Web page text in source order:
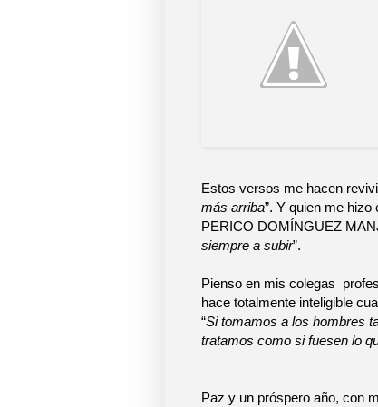
Estos versos me hacen
más arriba”. Y quien me
PERICO DOMÍNGUEZ
siempre a subir”.
Pienso en mis colegas
hace totalmente inteligible
“Si tomamos a los hombres
tratamos como si fuesen lo
Paz y un próspero año, con